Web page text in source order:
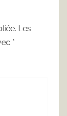
Les
*